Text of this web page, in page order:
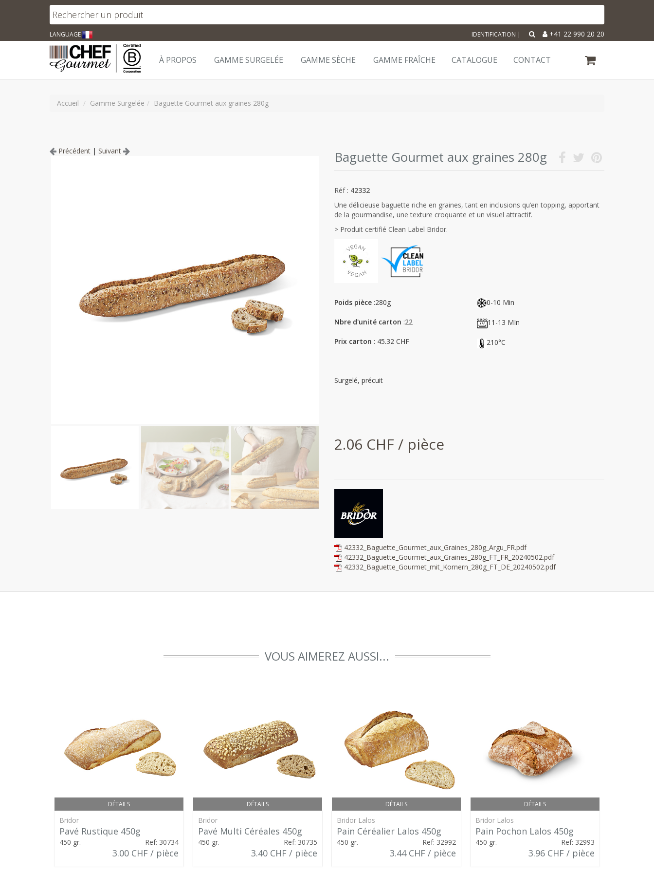
LANGUAGE +41 22 990 20 20
IDENTIFICATION |
À PROPOS GAMME SURGELÉE GAMME SÈCHE GAMME FRAÎCHE CATALOGUE CONTACT
Accueil Gamme Surgelée Baguette Gourmet aux graines 280g
Précédent | Suivant Baguette Gourmet aux graines 280g
Réf : 42332
Une délicieuse baguette riche en graines, tant en inclusions qu’en topping, apportant
de la gourmandise, une texture croquante et un visuel attractif.
> Produit certifié Clean Label Bridor.
Poids pièce :280g
Nbre d'unité carton :22
Prix carton : 45.32 CHF
Surgelé, précuit
0-10 Min
11-13 MIn
210°C
2.06 CHF / pièce
42332_Baguette_Gourmet_aux_Graines_280g_Argu_FR.pdf
42332_Baguette_Gourmet_aux_Graines_280g_FT_FR_20240502.pdf
42332_Baguette_Gourmet_mit_Kornern_280g_FT_DE_20240502.pdf
VOUS AIMEREZ AUSSI...
DÉTAILS
Bridor
Pavé Rustique 450g
450 gr. Ref: 30734
3.00 CHF / pièce
DÉTAILS
Bridor
Pavé Multi Céréales 450g
450 gr. Ref: 30735
3.40 CHF / pièce
DÉTAILS
Bridor Lalos
Pain Céréalier Lalos 450g
450 gr. Ref: 32992
3.44 CHF / pièce
DÉTAILS
Bridor Lalos
Pain Pochon Lalos 450g
450 gr. Ref: 32993
3.96 CHF / pièce